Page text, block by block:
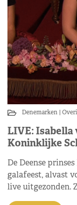
Denemarken
LIVE:
Koninklijke
De Deense
galafeest, alvast
live uitgezonden.